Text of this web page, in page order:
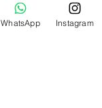
WhatsApp Instagram